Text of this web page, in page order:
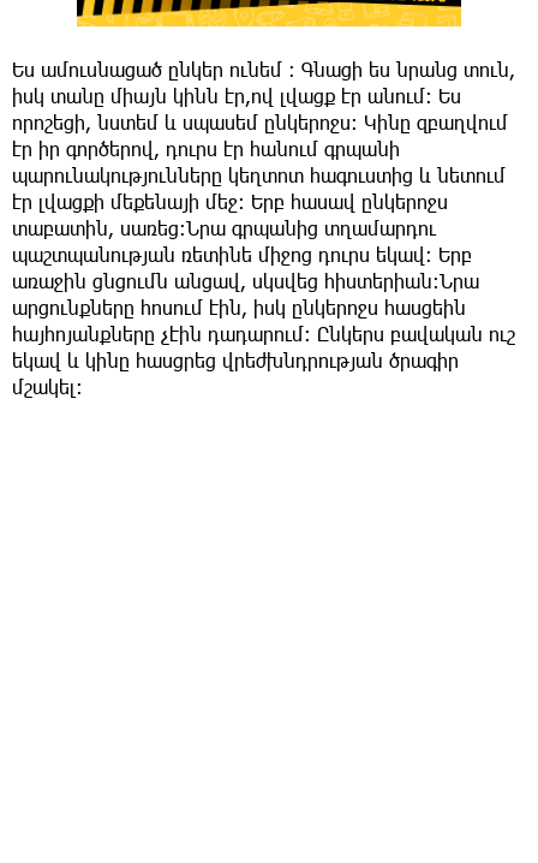
Ես ամուսնացած ընկեր ունեմ ։ Գնացի ես նրանց տուն,
իսկ տանը միայն կինն էր,ով լվացք էր անում: Ես
որոշեցի, նստեմ և սպասեմ ընկերոջս։ Կինը զբաղվում
էր իր գործերով, դուրս էր հանում գրպանի
պարունակությունները կեղտոտ հագուստից և նետում
էր լվացքի մեքենայի մեջ: Երբ հասավ ընկերոջս
տաբատին, սառեց:Նրա գրպանից տղամարդու
պաշտպանության ռետինե միջոց դուրս եկավ։ Երբ
առաջին ցնցումն անցավ, սկսվեց հիստերիան:Նրա
արցունքները հոսում էին, իսկ ընկերոջս հասցեին
հայհոյանքները չէին դադարում։ Ընկերս բավական ուշ
եկավ և կինը հասցրեց վրեժխնդրության ծրագիր
մշակել: